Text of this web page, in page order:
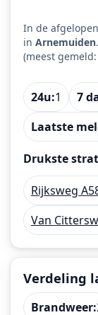
In de
in Arnemuiden
(meest
24u:1 7
Laatste
Drukste
Rijksweg
Van
Verdeling
Brandweer: